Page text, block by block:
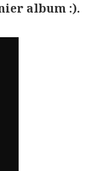
album :).